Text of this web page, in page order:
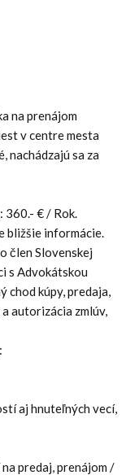
na prenájom
v centre mesta
nachádzajú sa za
360.- € / Rok.
bližšie informácie.
člen Slovenskej
s Advokátskou
chod kúpy, predaja,
autorizácia zmlúv,
aj hnuteľných vecí,
predaj, prenájom /